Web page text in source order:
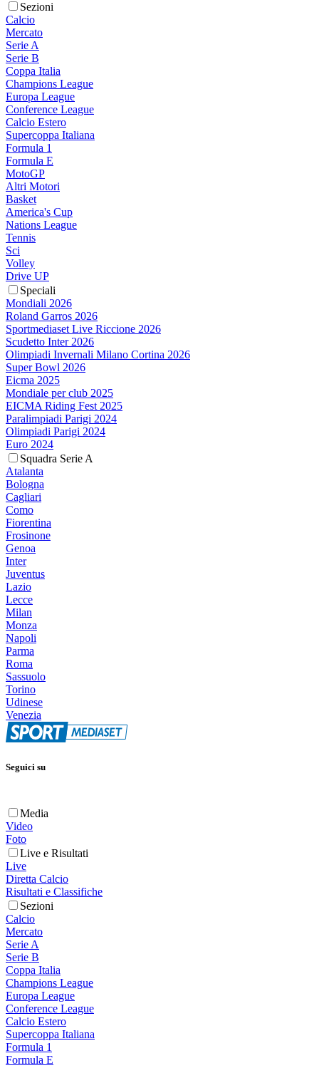
Sezioni
Calcio
Mercato
Serie A
Serie B
Coppa Italia
Champions League
Europa League
Conference League
Calcio Estero
Supercoppa Italiana
Formula 1
Formula E
MotoGP
Altri Motori
Basket
America's Cup
Nations League
Tennis
Sci
Volley
Drive UP
Speciali
Mondiali 2026
Roland Garros 2026
Sportmediaset Live Riccione 2026
Scudetto Inter 2026
Olimpiadi Invernali Milano Cortina 2026
Super Bowl 2026
Eicma 2025
Mondiale per club 2025
EICMA Riding Fest 2025
Paralimpiadi Parigi 2024
Olimpiadi Parigi 2024
Euro 2024
Squadra Serie A
Atalanta
Bologna
Cagliari
Como
Fiorentina
Frosinone
Genoa
Inter
Juventus
Lazio
Lecce
Milan
Monza
Napoli
Parma
Roma
Sassuolo
Torino
Udinese
Venezia
Seguici su
Media
Video
Foto
Live e Risultati
Live
Diretta Calcio
Risultati e Classifiche
Sezioni
Calcio
Mercato
Serie A
Serie B
Coppa Italia
Champions League
Europa League
Conference League
Calcio Estero
Supercoppa Italiana
Formula 1
Formula E